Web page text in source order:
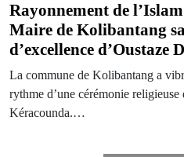
Rayonnement de
Maire de Kolibantang
d’excellence
La commune de Kolibantang a
rythme d’une cérémonie religieuse
Kéracounda.…